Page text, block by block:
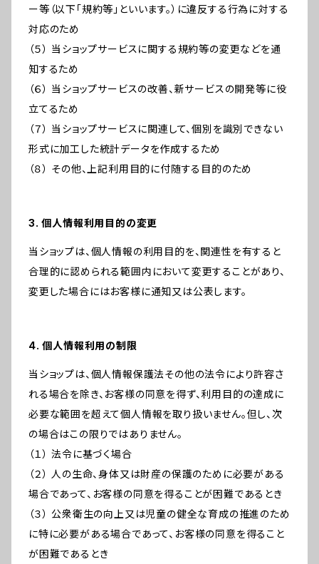
ー等（以下「規約等」といいます。）に違反する行為に対する
対応のため
（５） 当ショップサービスに関する規約等の変更などを通
知するため
（６） 当ショップサービスの改善、新サービスの開発等に役
立てるため
（７） 当ショップサービスに関連して、個別を識別できない
形式に加工した統計データを作成するため
（８） その他、上記利用目的に付随する目的のため
3. 個人情報利用目的の変更
当ショップは、個人情報の利用目的を、関連性を有すると
合理的に認められる範囲内において変更することがあり、
変更した場合にはお客様に通知又は公表します。
4. 個人情報利用の制限
当ショップは、個人情報保護法その他の法令により許容さ
れる場合を除き、お客様の同意を得ず、利用目的の達成に
必要な範囲を超えて個人情報を取り扱いません。但し、次
の場合はこの限りではありません。
（１） 法令に基づく場合
（２） 人の生命、身体又は財産の保護のために必要がある
場合であって、お客様の同意を得ることが困難であるとき
（３） 公衆衛生の向上又は児童の健全な育成の推進のため
に特に必要がある場合であって、お客様の同意を得ること
が困難であるとき